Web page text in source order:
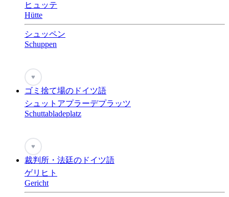
ヒュッテ
Hütte
シュッペン
Schuppen
♥
ゴミ捨て場のドイツ語
シュットアプラーデプラッツ
Schuttabladeplatz
♥
裁判所・法廷のドイツ語
ゲリヒト
Gericht